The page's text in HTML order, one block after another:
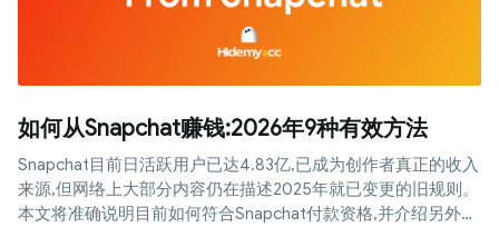
如何从Snapchat赚钱:2026年9种有效方法
Snapchat目前日活跃用户已达4.83亿,已成为创作者真正的收入
来源,但网络上大部分内容仍在描述2025年就已变更的旧规则。
本文将准确说明目前如何符合Snapchat付款资格,并介绍另外八